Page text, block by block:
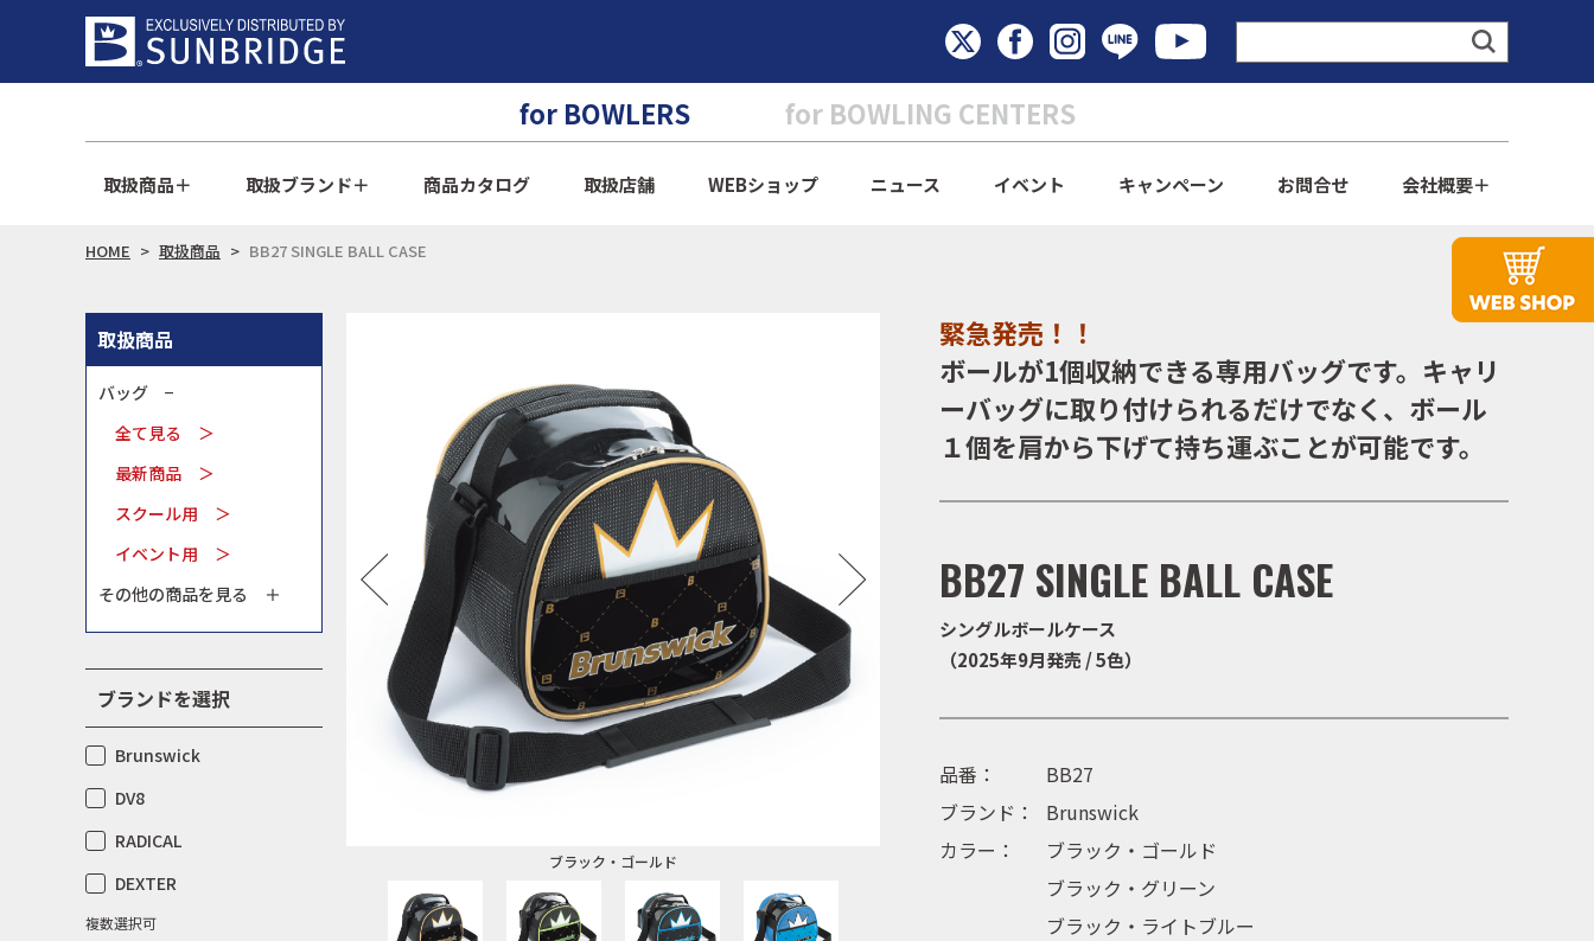
for BOWLERS for BOWLING CENTERS
取扱商品 取扱ブランド 商品カタログ 取扱店舗 WEBショップ ニュース イベント キャンペーン お問合せ 会社概要
HOME 取扱商品 BB27 SINGLE BALL CASE
取扱商品
バッグ −
全て見る ＞
最新商品 ＞
スクール用 ＞
イベント用 ＞
その他の商品を見る ＋
ブランドを選択
Brunswick
DV8
RADICAL
DEXTER
複数選択可
ブラック・ゴールド
緊急発売！！
ボールが1個収納できる専用バッグです。キャリ
ーバッグに取り付けられるだけでなく、ボール
１個を肩から下げて持ち運ぶことが可能です。
BB27 SINGLE BALL CASE
シングルボールケース
（2025年9月発売 / 5色）
品番：
BB27
ブランド：
Brunswick
カラー：
ブラック・ゴールド
ブラック・グリーン
ブラック・ライトブルー